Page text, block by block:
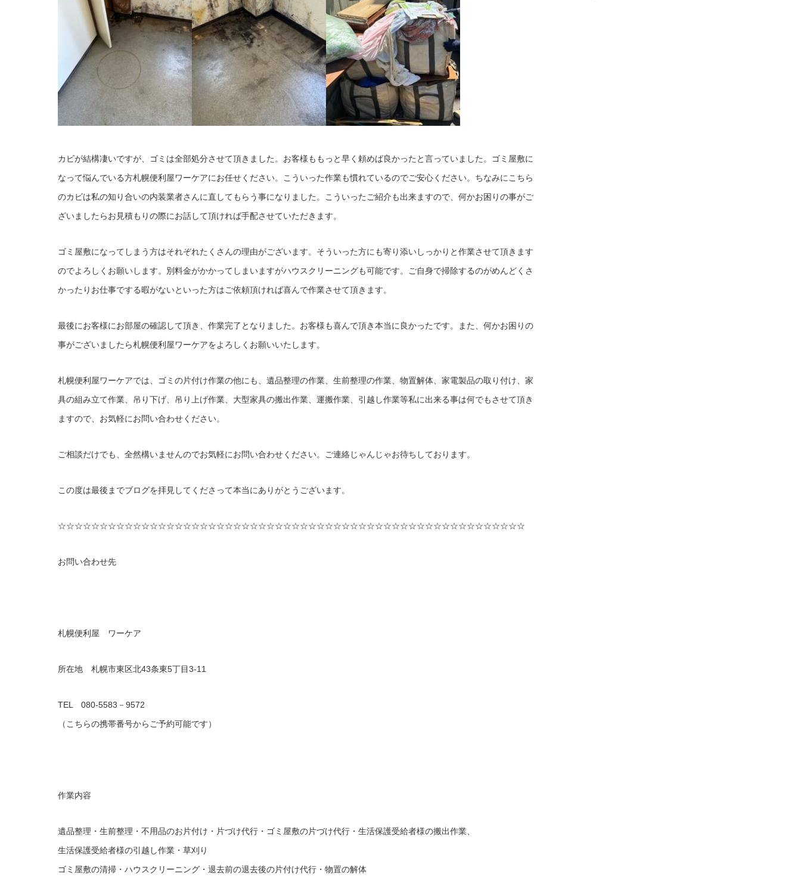
カビが結構凄いですが、ゴミは全部処分させて頂きました。お客様ももっと早く頼めば良かったと言っていました。ゴミ屋敷に
なって悩んでいる方札幌便利屋ワーケアにお任せください。こういった作業も慣れているのでご安心ください。ちなみにこちら
のカビは私の知り合いの内装業者さんに直してもらう事になりました。こういったご紹介も出来ますので、何かお困りの事がご
ざいましたらお見積もりの際にお話して頂ければ手配させていただきます。
ゴミ屋敷になってしまう方はそれぞれたくさんの理由がございます。そういった方にも寄り添いしっかりと作業させて頂きます
のでよろしくお願いします。別料金がかかってしまいますがハウスクリーニングも可能です。ご自身で掃除するのがめんどくさ
かったりお仕事でする暇がないといった方はご依頼頂ければ喜んで作業させて頂きます。
最後にお客様にお部屋の確認して頂き、作業完了となりました。お客様も喜んで頂き本当に良かったです。また、何かお困りの
事がございましたら札幌便利屋ワーケアをよろしくお願いいたします。
札幌便利屋ワーケアでは、ゴミの片付け作業の他にも、遺品整理の作業、生前整理の作業、物置解体、家電製品の取り付け、家
具の組み立て作業、吊り下げ、吊り上げ作業、大型家具の搬出作業、運搬作業、引越し作業等私に出来る事は何でもさせて頂き
ますので、お気軽にお問い合わせください。
ご相談だけでも、全然構いませんのでお気軽にお問い合わせください。ご連絡じゃんじゃお待ちしております。
この度は最後までブログを拝見してくださって本当にありがとうございます。
☆☆☆☆☆☆☆☆☆☆☆☆☆☆☆☆☆☆☆☆☆☆☆☆☆☆☆☆☆☆☆☆☆☆☆☆☆☆☆☆☆☆☆☆☆☆☆☆☆☆☆☆☆☆☆☆
お問い合わせ先
札幌便利屋 ワーケア
所在地 札幌市東区北43条東5丁目3‐11
TEL 080‐5583－9572
（こちらの携帯番号からご予約可能です）
作業内容
遺品整理・生前整理・不用品のお片付け・片づけ代行・ゴミ屋敷の片づけ代行・生活保護受給者様の搬出作業、
生活保護受給者様の引越し作業・草刈り
ゴミ屋敷の清掃・ハウスクリーニング・退去前の退去後の片付け代行・物置の解体